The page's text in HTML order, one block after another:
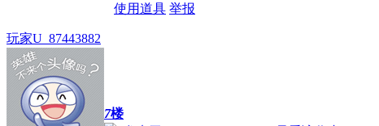
使用道具 举报
玩家U_87443882
7楼